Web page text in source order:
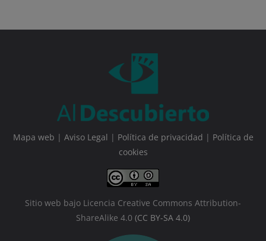
Mapa web | Aviso Legal | Política de privacidad | Política de
cookies
Sitio web bajo Licencia Creative Commons Attribution-
ShareAlike 4.0 (CC BY-SA 4.0)